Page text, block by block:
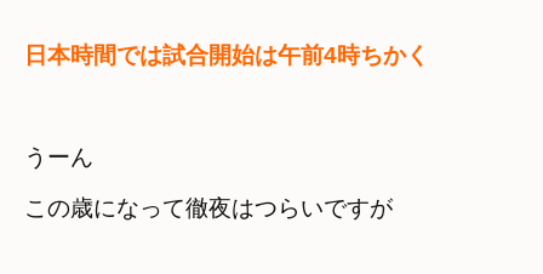
日本時間では試合開始は午前4時ちかく
うーん